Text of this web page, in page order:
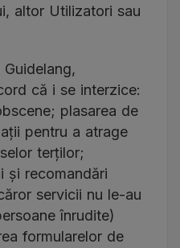
altor Utilizatori sau
că i se interzice:
plasarea de
pentru a atrage
terților;
și recomandări
servicii nu le-au
înrudite)
formularelor de